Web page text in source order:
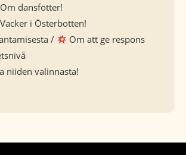
dansfötter!
i Österbotten!
/
Om att ge respons
niiden valinnasta!